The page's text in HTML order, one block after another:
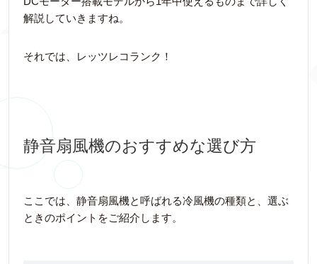
解説していきますね。
それでは、レッツレコランク！
静音扇風機のおすすめな選び方
ここでは、静音扇風機と呼ばれる冷風機の種類と、選ぶ
ときのポイントをご紹介します。